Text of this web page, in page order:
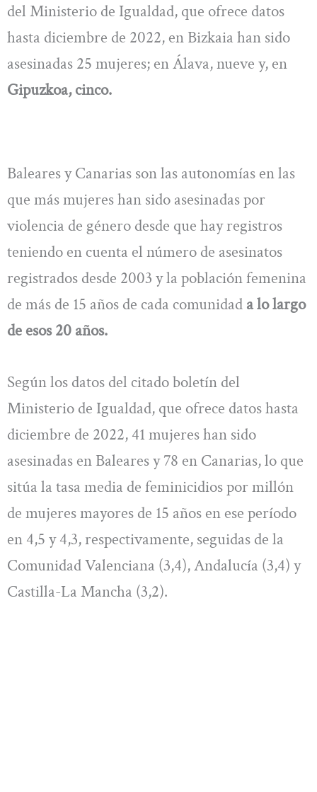
del Ministerio de Igualdad, que ofrece datos
hasta diciembre de 2022, en Bizkaia han sido
asesinadas 25 mujeres; en Álava, nueve y, en
Gipuzkoa, cinco.
Baleares y Canarias son las autonomías en las
que más mujeres han sido asesinadas por
violencia de género desde que hay registros
teniendo en cuenta el número de asesinatos
registrados desde 2003 y la población femenina
de más de 15 años de cada comunidad a lo largo
de esos 20 años.
Según los datos del citado boletín del
Ministerio de Igualdad, que ofrece datos hasta
diciembre de 2022, 41 mujeres han sido
asesinadas en Baleares y 78 en Canarias, lo que
sitúa la tasa media de feminicidios por millón
de mujeres mayores de 15 años en ese período
en 4,5 y 4,3, respectivamente, seguidas de la
Comunidad Valenciana (3,4), Andalucía (3,4) y
Castilla-La Mancha (3,2).